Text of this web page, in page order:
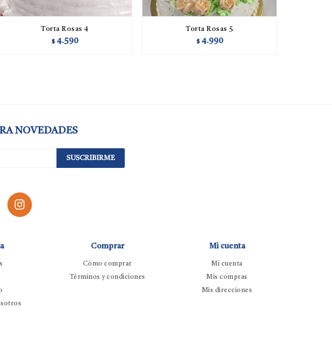
Torta Rosas 4
$ 4.590
Torta Rosas 5
$ 4.990
Comprar
Cómo comprar
Términos y condiciones
Mi cuenta
Mi cuenta
Mis compras
Mis direcciones
NOVEDADES
SUSCRIBIRME
